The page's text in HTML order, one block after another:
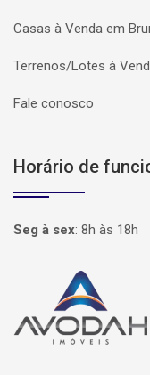
Casas à Venda em
Terrenos/Lotes à
Fale conosco
Horário de
Seg à sex: 8h às 18h
Página inicial